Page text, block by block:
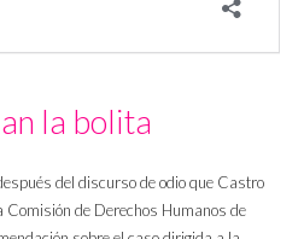
la bolita
del discurso de odio que Castro
de Derechos Humanos de